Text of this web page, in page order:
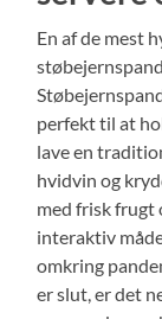
En af de mest
perfekt til at
lave en
hvidvin og
med frisk frugt
interaktiv
omkring
er slut, er det